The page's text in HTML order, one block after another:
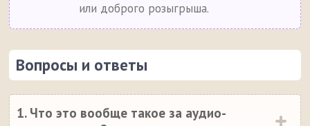
или доброго розыгрыша.
Вопросы и ответы
1. Что это вообще такое за аудио-